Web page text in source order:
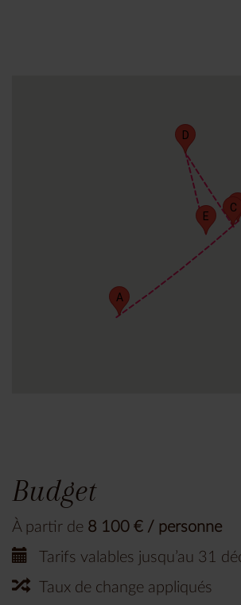
A
B
C
D
E
Budget
À partir de 8 100 € / personne
Tarifs valables jusqu’au 31
Taux de change appliqués